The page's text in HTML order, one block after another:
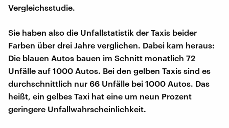
Vergleichsstudie.
Sie haben also die Unfallstatistik der Taxis beider
Farben über drei Jahre verglichen. Dabei kam heraus:
Die blauen Autos bauen im Schnitt monatlich 72
Unfälle auf 1000 Autos. Bei den gelben Taxis sind es
durchschnittlich nur 66 Unfälle bei 1000 Autos. Das
heißt, ein gelbes Taxi hat eine um neun Prozent
geringere Unfallwahrscheinlichkeit.